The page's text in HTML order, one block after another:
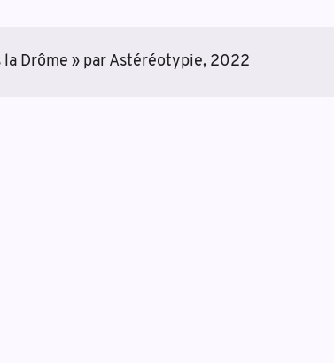
la Drôme » par Astéréotypie, 2022